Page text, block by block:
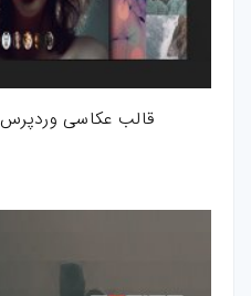
قالب عکاسی وردپرس DIAMOND نسخه 1.9